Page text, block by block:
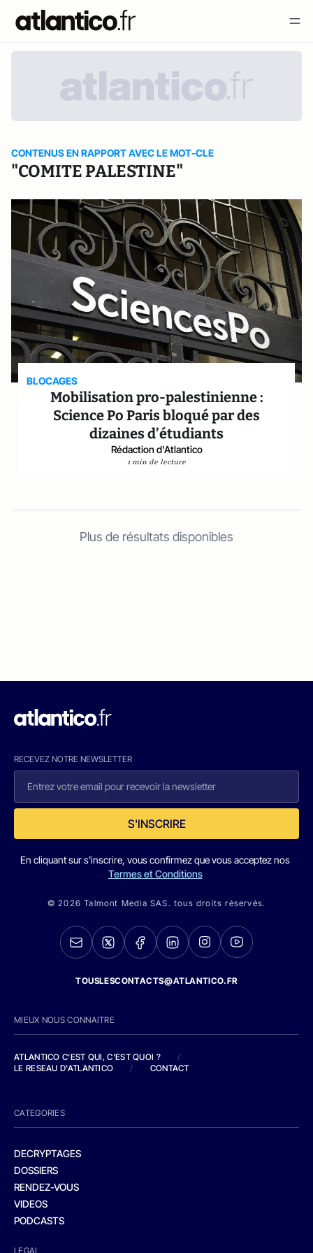
CONTENUS EN RAPPORT AVEC LE MOT-CLE
"COMITE PALESTINE"
BLOCAGES
Mobilisation pro-palestinienne :
Science Po Paris bloqué par des
dizaines d’étudiants
Rédaction d'Atlantico
1 min de lecture
Plus de résultats disponibles
RECEVEZ NOTRE NEWSLETTER
S'INSCRIRE
En cliquant sur s'inscrire, vous confirmez que vous acceptez nos
Termes et Conditions
© 2026 Talmont Media SAS. tous droits réservés.
TOUSLESCONTACTS@ATLANTICO.FR
MIEUX NOUS CONNAITRE
ATLANTICO C'EST QUI, C'EST QUOI ?
/
LE RESEAU D'ATLANTICO
/ CONTACT
CATEGORIES
DECRYPTAGES
DOSSIERS
RENDEZ-VOUS
VIDEOS
PODCASTS
LEGAL